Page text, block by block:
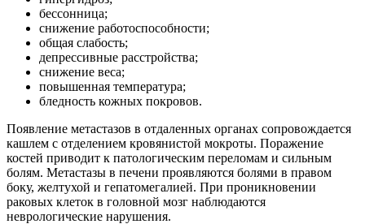
бессонница;
снижение работоспособности;
общая слабость;
депрессивные расстройства;
снижение веса;
повышенная температура;
бледность кожных покровов.
Появление метастазов в отдаленных органах сопровождается
кашлем с отделением кровянистой мокроты. Поражение
костей приводит к патологическим переломам и сильным
болям. Метастазы в печени проявляются болями в правом
боку, желтухой и гепатомегалией. При проникновении
раковых клеток в головной мозг наблюдаются
неврологические нарушения.